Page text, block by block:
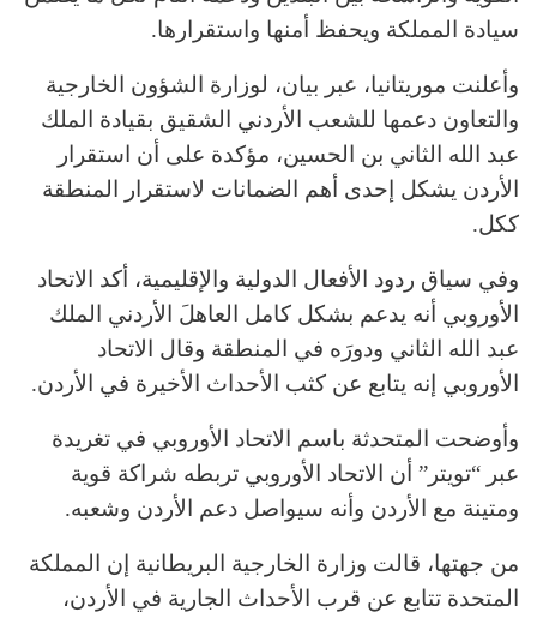
سيادة المملكة ويحفظ أمنها واستقرارها.
وأعلنت موريتانيا، عبر بيان، لوزارة الشؤون الخارجية
والتعاون دعمها للشعب الأردني الشقيق بقيادة الملك
عبد الله الثاني بن الحسين، مؤكدة على أن استقرار
الأردن يشكل إحدى أهم الضمانات لاستقرار المنطقة
ككل.
وفي سياق ردود الأفعال الدولية والإقليمية، أكد الاتحاد
الأوروبي أنه يدعم بشكل كامل العاهلَ الأردني الملك
عبد الله الثاني ودورَه في المنطقة وقال الاتحاد
الأوروبي إنه يتابع عن كثب الأحداث الأخيرة في الأردن.
وأوضحت المتحدثة باسم الاتحاد الأوروبي في تغريدة
عبر “تويتر” أن الاتحاد الأوروبي تربطه شراكة قوية
ومتينة مع الأردن وأنه سيواصل دعم الأردن وشعبه.
من جهتها، قالت وزارة الخارجية البريطانية إن المملكة
المتحدة تتابع عن قرب الأحداث الجارية في الأردن،